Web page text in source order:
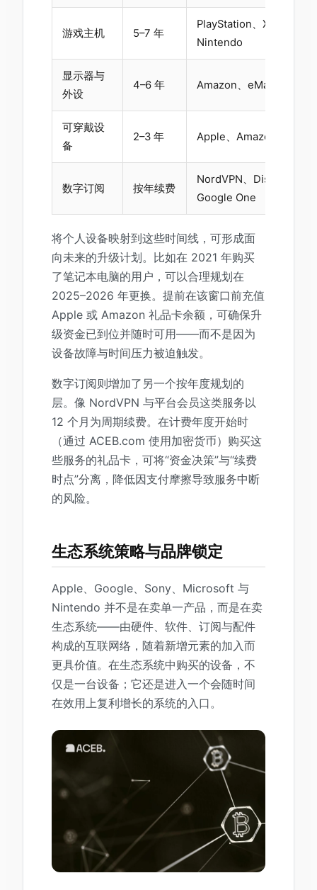
游戏主机 5–7 年
PlayStation、Xbox、
Nintendo
显示器与
外设
4–6 年 Amazon、eMag、FNAC
可穿戴设
备
2–3 年 Apple、Amazon
数字订阅 按年续费
NordVPN、Discord
Google One
将个人设备映射到这些时间线，可形成面
向未来的升级计划。比如在 2021 年购买
了笔记本电脑的用户，可以合理规划在
2025–2026 年更换。提前在该窗口前充值
Apple 或 Amazon 礼品卡余额，可确保升
级资金已到位并随时可用——而不是因为
设备故障与时间压力被迫触发。
数字订阅则增加了另一个按年度规划的
层。像 NordVPN 与平台会员这类服务以
12 个月为周期续费。在计费年度开始时
（通过 ACEB.com 使用加密货币）购买这
些服务的礼品卡，可将“资金决策”与“续费
时点”分离，降低因支付摩擦导致服务中断
的风险。
生态系统策略与品牌锁定
Apple、Google、Sony、Microsoft 与
Nintendo 并不是在卖单一产品，而是在卖
生态系统——由硬件、软件、订阅与配件
构成的互联网络，随着新增元素的加入而
更具价值。在生态系统中购买的设备，不
仅是一台设备；它还是进入一个会随时间
在效用上复利增长的系统的入口。